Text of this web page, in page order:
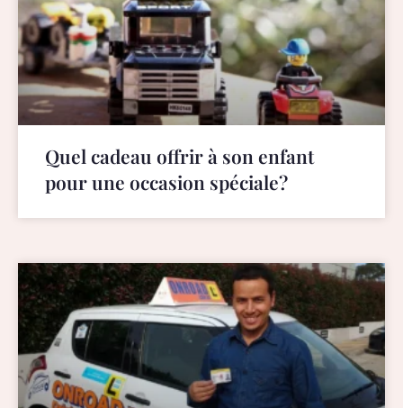
Quel cadeau offrir à son enfant
pour une occasion spéciale?